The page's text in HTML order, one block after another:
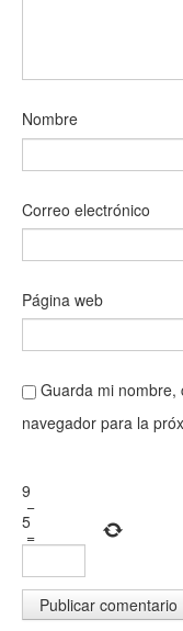
Nombre
Correo electrónico
Página web
Guarda mi nombre,
navegador para la
9
−
5
=